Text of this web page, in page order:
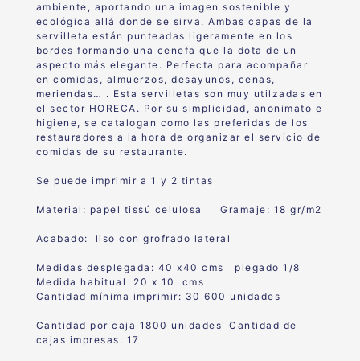
ambiente, aportando una imagen sostenible y
ecológica allá donde se sirva. Ambas capas de la
servilleta están punteadas ligeramente en los
bordes formando una cenefa que la dota de un
aspecto más elegante. Perfecta para acompañar
en comidas, almuerzos, desayunos, cenas,
meriendas… . Esta servilletas son muy utilzadas en
el sector HORECA. Por su simplicidad, anonimato e
higiene, se catalogan como las preferidas de los
restauradores a la hora de organizar el servicio de
comidas de su restaurante.
Se puede imprimir a 1 y 2 tintas
Material: papel tissú celulosa Gramaje: 18 gr/m2
Acabado: liso con grofrado lateral
Medidas desplegada: 40 x40 cms plegado 1/8
Medida habitual 20 x 10 cms
Cantidad mínima imprimir: 30 600 unidades
Cantidad por caja 1800 unidades Cantidad de
cajas impresas. 17